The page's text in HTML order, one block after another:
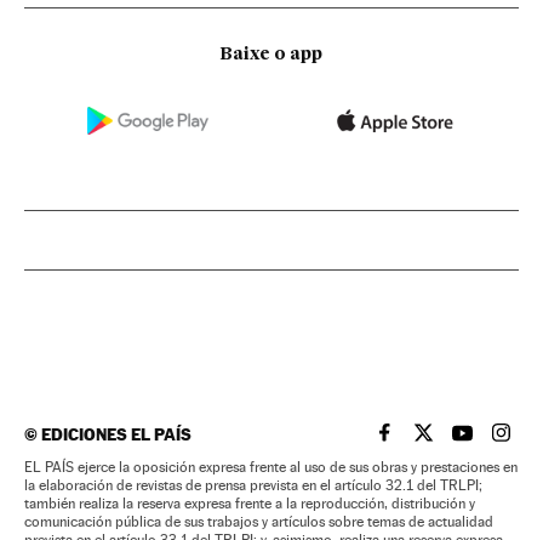
Baixe o app
©EDICIONES EL PAÍS EL PAÍS BRASIL EN
EL PAÍSEL PAÍS
EL
EL PAÍS ejerce la oposición expresa frente al uso de sus obras y prestaciones en
la elaboración de revistas de prensa prevista en el artículo 32.1 del TRLPI;
también realiza la reserva expresa frente a la reproducción, distribución y
comunicación pública de sus trabajos y artículos sobre temas de actualidad